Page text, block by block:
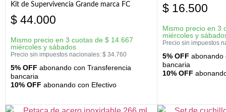
Kit de Supervivencia Grande marca FC
$ 44.000
Mismo precio en 3 cuotas de $ 14.667
miércoles y sábados
Precio sin impuestos nacionales: $ 34.760
5% OFF abonando con Transferencia
bancaria
10% OFF abonando con Efectivo
$ 16.500
Mismo precio en 3
miércoles y
Precio sin impuestos
5% OFF abonando
bancaria
10% OFF